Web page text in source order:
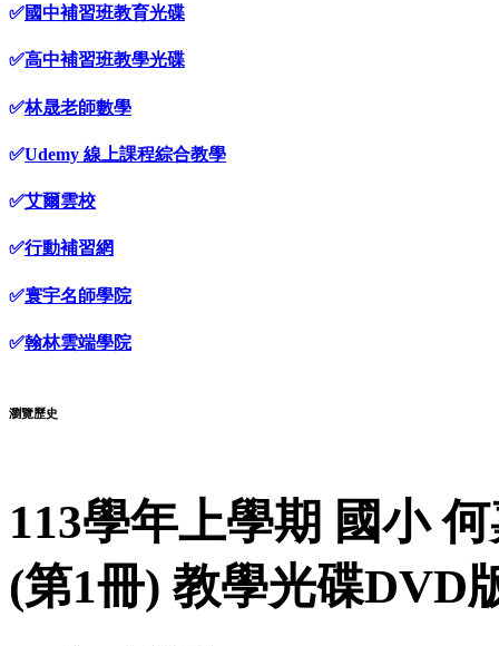
✅國中補習班教育光碟
✅高中補習班教學光碟
✅林晟老師數學
✅Udemy 線上課程綜合教學
✅艾爾雲校
✅行動補習網
✅寰宇名師學院
✅翰林雲端學院
瀏覽歷史
113學年上學期 國小
(第1冊) 教學光碟DVD